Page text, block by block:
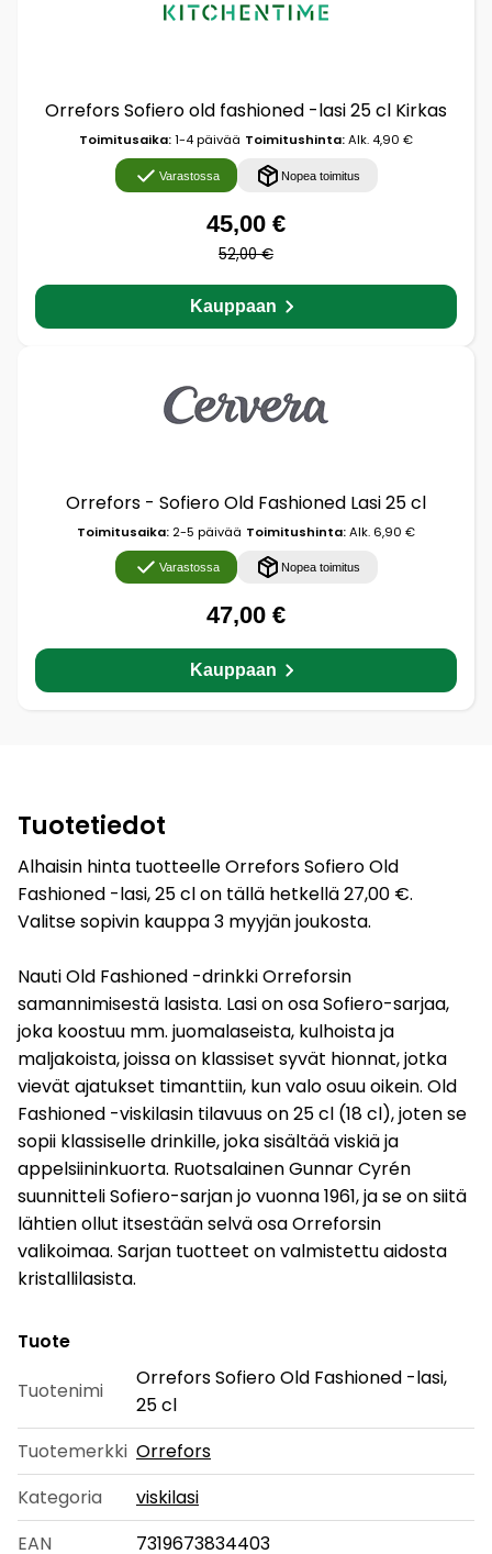
Orrefors Sofiero old fashioned -lasi 25 cl Kirkas
Toimitusaika:1-4 päivää Toimitushinta:Alk. 4,90 €
Varastossa Nopea toimitus
45,00 €
52,00 €
Kauppaan
Orrefors - Sofiero Old Fashioned Lasi 25 cl
Toimitusaika: 2-5 päivää Toimitushinta:Alk. 6,90 €
Varastossa Nopea toimitus
47,00 €
Kauppaan
Tuotetiedot
Alhaisin hinta tuotteelle Orrefors Sofiero Old
Fashioned -lasi, 25 cl on tällä hetkellä 27,00 €.
Valitse sopivin kauppa 3 myyjän joukosta.
Nauti Old Fashioned -drinkki Orreforsin
samannimisestä lasista. Lasi on osa Sofiero-sarjaa,
joka koostuu mm. juomalaseista, kulhoista ja
maljakoista, joissa on klassiset syvät hionnat, jotka
vievät ajatukset timanttiin, kun valo osuu oikein. Old
Fashioned -viskilasin tilavuus on 25 cl (18 cl), joten se
sopii klassiselle drinkille, joka sisältää viskiä ja
appelsiininkuorta. Ruotsalainen Gunnar Cyrén
suunnitteli Sofiero-sarjan jo vuonna 1961, ja se on siitä
lähtien ollut itsestään selvä osa Orreforsin
valikoimaa. Sarjan tuotteet on valmistettu aidosta
kristallilasista.
Tuote
Tuotenimi
Orrefors Sofiero Old Fashioned -lasi,
25 cl
Tuotemerkki Orrefors
Kategoria
viskilasi
EAN
7319673834403